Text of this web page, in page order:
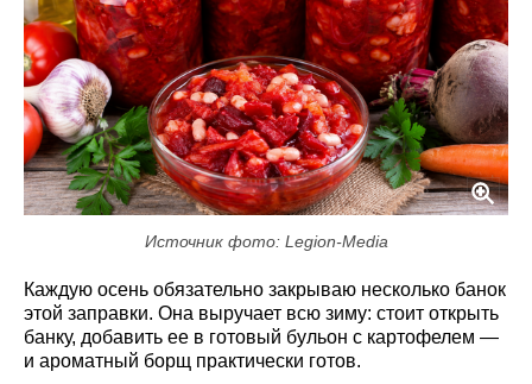
Источник фото: Legion-Media
Каждую осень обязательно закрываю несколько банок
этой заправки. Она выручает всю зиму: стоит открыть
банку, добавить ее в готовый бульон с картофелем —
и ароматный борщ практически готов.